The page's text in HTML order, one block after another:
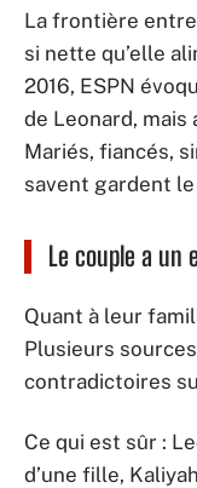
La frontière
si nette qu’elle
2016, ESPN
de Leonard, mais
Mariés, fiancés,
savent gardent
Le couple a un
Quant à leur
Plusieurs
contradictoires
Ce qui est sûr :
d’une fille,